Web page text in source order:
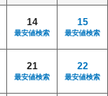
14
最安値検索
15
最安値検索
21
最安値検索
22
最安値検索